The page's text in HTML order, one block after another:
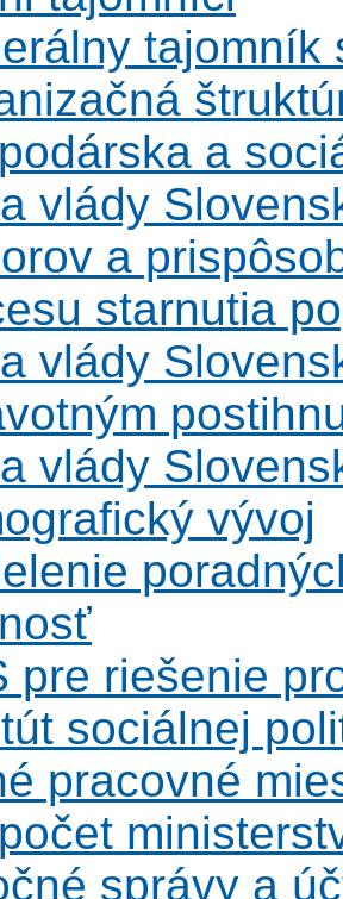
tajomník
a
vlády
a
starnutia
vlády
vlády
vývoj
pre riešenie
sociálnej
pracovné
správy a